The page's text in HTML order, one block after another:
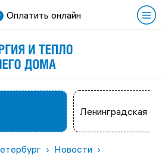
Оплатить онлайн
Ленинградская
Новости